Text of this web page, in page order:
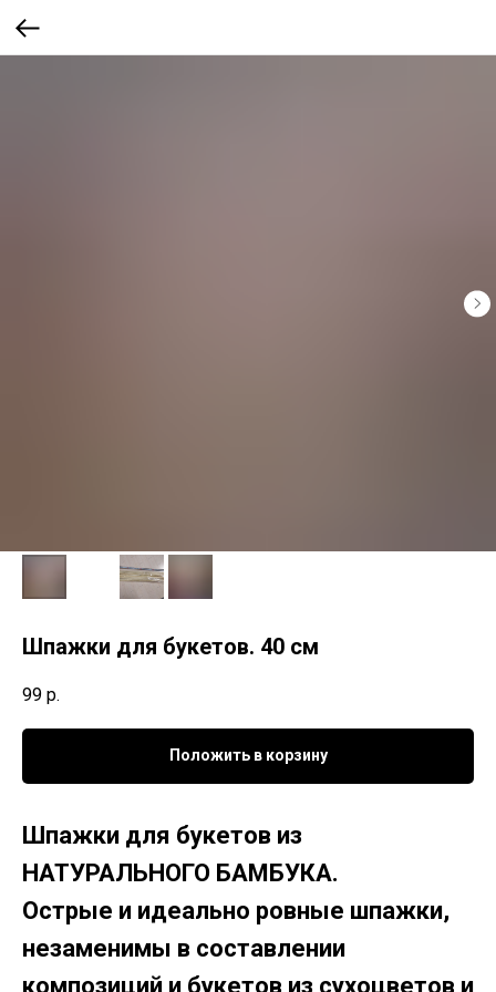
Шпажки для букетов. 40 см
99 р.
Положить в корзину
Шпажки для букетов из
НАТУРАЛЬНОГО БАМБУКА.
Острые и идеально ровные шпажки,
незаменимы в составлении
композиций и букетов из сухоцветов и